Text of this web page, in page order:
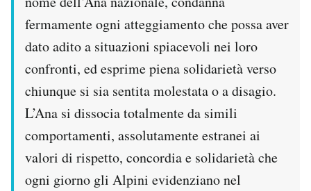
fermamente ogni atteggiamento che possa aver
dato adito a situazioni spiacevoli nei loro
confronti, ed esprime piena solidarietà verso
chiunque si sia sentita molestata o a disagio.
L’Ana si dissocia totalmente da simili
comportamenti, assolutamente estranei ai
valori di rispetto, concordia e solidarietà che
ogni giorno gli Alpini evidenziano nel